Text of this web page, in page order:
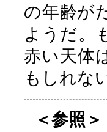
の年齢が
ようだ。
赤い天体
もしれな
＜参照＞